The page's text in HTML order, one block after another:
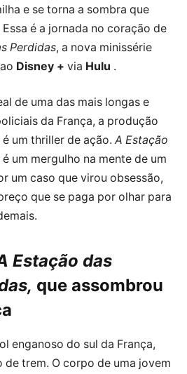
e se torna a sombra que
é a jornada no coração de
Perdidas, a nova minissérie
Disney + via Hulu .
de uma das mais longas e
da França, a produção
um thriller de ação. A Estação
é um mergulho na mente de um
um caso que virou obsessão,
que se paga por olhar para
Estação das
, que assombrou
enganoso do sul da França,
de trem. O corpo de uma jovem